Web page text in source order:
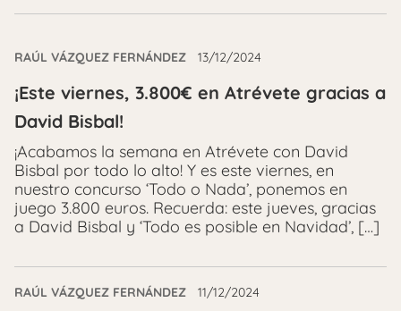
RAÚL VÁZQUEZ FERNÁNDEZ 13/12/2024
¡Este viernes, 3.800€ en Atrévete gracias a
David Bisbal!
¡Acabamos la semana en Atrévete con David
Bisbal por todo lo alto! Y es este viernes, en
nuestro concurso ‘Todo o Nada’, ponemos en
juego 3.800 euros. Recuerda: este jueves, gracias
a David Bisbal y ‘Todo es posible en Navidad’, […]
RAÚL VÁZQUEZ FERNÁNDEZ 11/12/2024